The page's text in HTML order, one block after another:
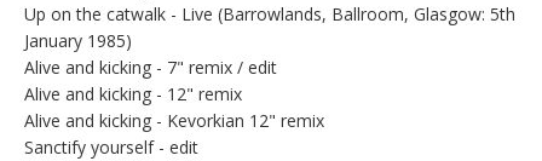
Up on the catwalk - Live (Barrowlands, Ballroom, Glasgow: 5th
January 1985)
Alive and kicking - 7" remix / edit
Alive and kicking - 12" remix
Alive and kicking - Kevorkian 12" remix
Sanctify yourself - edit